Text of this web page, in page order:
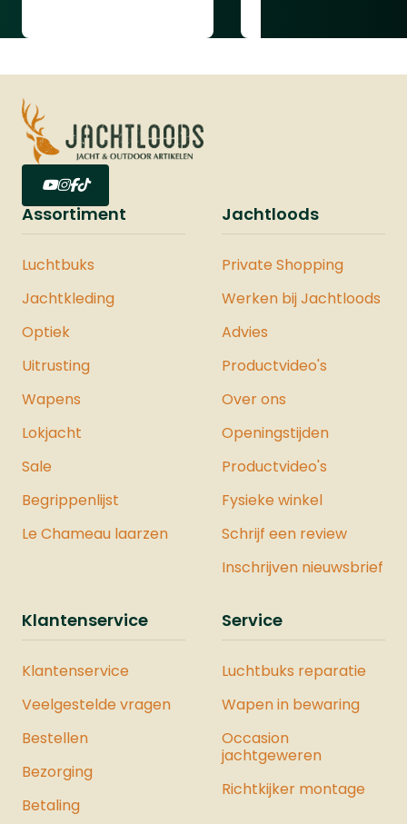
Assortiment
Luchtbuks
Jachtkleding
Optiek
Uitrusting
Wapens
Lokjacht
Sale
Begrippenlijst
Le Chameau laarzen
Jachtloods
Private Shopping
Werken bij Jachtloods
Advies
Productvideo's
Over ons
Openingstijden
Productvideo's
Fysieke winkel
Schrijf een review
Inschrijven nieuwsbrief
Klantenservice
Klantenservice
Veelgestelde vragen
Bestellen
Bezorging
Betaling
Service
Luchtbuks reparatie
Wapen in bewaring
Occasion
jachtgeweren
Richtkijker montage